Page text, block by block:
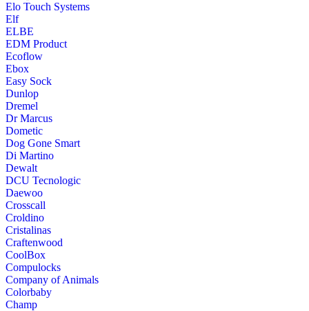
Elo Touch Systems
Elf
ELBE
EDM Product
Ecoflow
Ebox
Easy Sock
Dunlop
Dremel
Dr Marcus
Dometic
Dog Gone Smart
Di Martino
Dewalt
DCU Tecnologic
Daewoo
Crosscall
Croldino
Cristalinas
Craftenwood
CoolBox
Compulocks
Company of Animals
Colorbaby
Champ